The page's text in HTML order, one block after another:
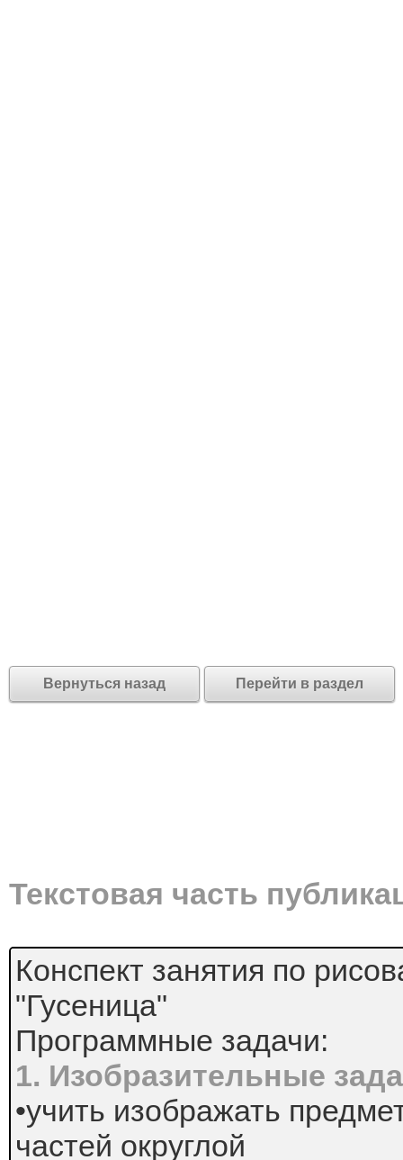
Вернуться назад Перейти в раздел
Текстовая часть
Конспект занятия по
"Гусеница"
Программные задачи:
1. Изобразительные
•учить изображать
частей округлой